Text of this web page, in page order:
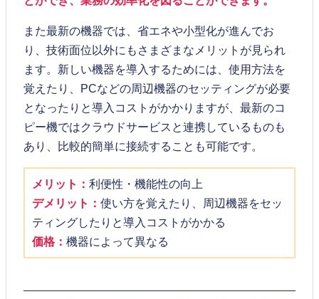
また最新の機器では、省エネや小型化が進んでお
り、技術面位以外にもさまざまなメリットが見られ
ます。新しい機器を導入するためには、使用方法を
覚えたり、PCなどの周辺機器のセッティングが必要
となったりと導入コストがかかりますが、最新のコ
ピー機ではクラウドサービスと連携しているものも
あり、比較的簡単に接続することも可能です。
メリット： 利便性・機能性の向上
デメリット： 使い方を覚えたり、周辺機器をセッ
ティングしたりと導入コストがかかる
価格： 機器によって異なる